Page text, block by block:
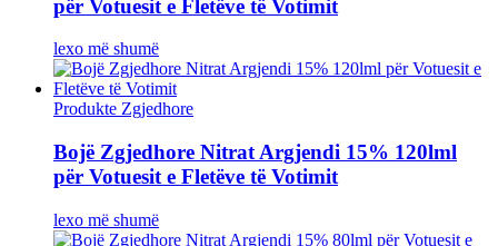
për Votuesit e Fletëve të Votimit
lexo më shumë
Produkte Zgjedhore
Bojë Zgjedhore Nitrat Argjendi 15% 120lml
për Votuesit e Fletëve të Votimit
lexo më shumë